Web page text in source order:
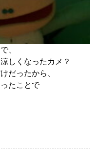
、
しくなったカメ？
だったから、
たことで